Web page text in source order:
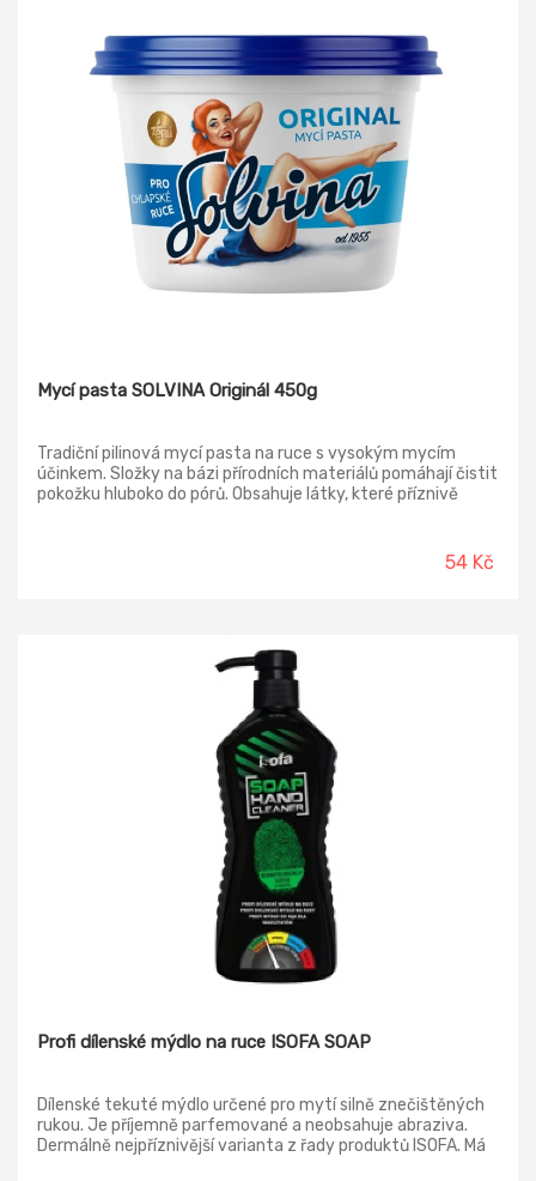
Mycí pasta SOLVINA Originál 450g
Tradiční pilinová mycí pasta na ruce s vysokým mycím
účinkem. Složky na bázi přírodních materiálů pomáhají čistit
pokožku hluboko do pórů. Obsahuje látky, které příznivě
54 Kč
Profi dílenské mýdlo na ruce ISOFA SOAP
Dílenské tekuté mýdlo určené pro mytí silně znečištěných
rukou. Je příjemně parfemované a neobsahuje abraziva.
Dermálně nejpříznivější varianta z řady produktů ISOFA. Má